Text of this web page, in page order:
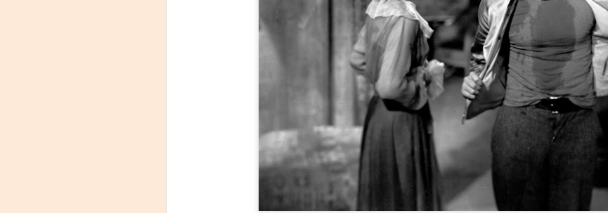
Lavardén como parte del ciclo
Comentadas. La función dará
comienzo a las 19 y, a su término,
se desarrollará una charla que
Leonardo y la máquina
de volar - León
Jueves 6, 13, 20 y 27 de agosto
Domingo 9 y 16 de agosto
Con Nicolás León y Hugo
Almanza
Dir.
AUG
4
Para desandar el
universo creativo de
Frida Kahlo, el ciclo
“Comentadas” pasa
del Gran Salón al
Teatro de Plataforma
Lavardén
Será este viernes a las 19, con
entrada gratuita, y la
de la obra teatral "Frida ¡Viva la
Robles, dirigido por Julia
e interpretado por Laura
AUG La noche que jamás existió - Colonia
Sábado 15 de agosto
Biblioteca Rodó
Una obra de Humberto Robles dirigida por Andrés Leal Bentancur